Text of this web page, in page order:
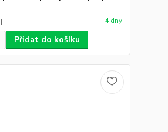
4 dny
Přidat do košíku